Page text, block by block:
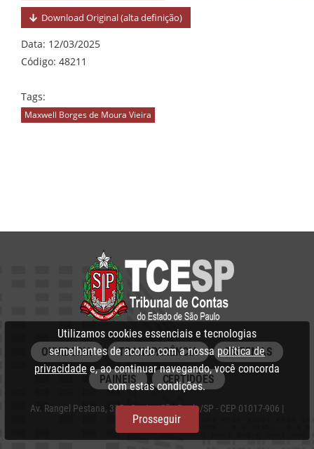
Download Original (alta definição)
Data: 12/03/2025
Código: 48211
Tags:
Maxwell Borges de Moura Vieira
OUVIDORIA TRANSPARÊNCIA SISTEMAS
PAINÉIS CERTIDÕES
Av. Rangel Pestana, 315 - Centro, São Paulo/SP - CEP 01017-906 |
PABX: 3292‑3266
Utilizamos cookies essenciais e tecnologias
semelhantes de acordo com a nossa política de
privacidade e, ao continuar navegando, você concorda
com estas condições.
Prosseguir